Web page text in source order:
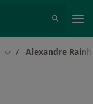
Mudar de cidade
Alexandre